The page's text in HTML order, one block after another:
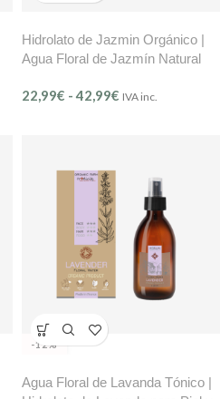
Hidrolato de Jazmin Orgánico |
Agua Floral de Jazmín Natural
22,99€ - 42,99€ IVA inc.
-12%
Agua Floral de Lavanda Tónico |